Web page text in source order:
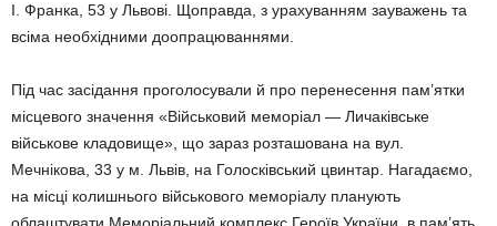
І. Франка, 53 у Львові. Щоправда, з урахуванням зауважень та
всіма необхідними доопрацюваннями.
Під час засідання проголосували й про перенесення пам’ятки
місцевого значення «Військовий меморіал — Личаківське
військове кладовище», що зараз розташована на вул.
Мечнікова, 33 у м. Львів, на Голосківський цвинтар. Нагадаємо,
на місці колишнього військового меморіалу планують